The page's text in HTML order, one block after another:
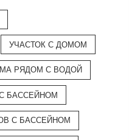
УЧАСТОК С ДОМОМ
РЯДОМ С ВОДОЙ
БАССЕЙНОМ
С БАССЕЙНОМ